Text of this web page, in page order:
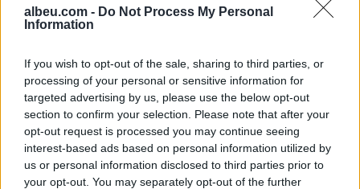
albeu.com - Do Not Process My Personal
Information
If you wish to opt-out of the sale, sharing to third parties, or
processing of your personal or sensitive information for
targeted advertising by us, please use the below opt-out
section to confirm your selection. Please note that after your
opt-out request is processed you may continue seeing
interest-based ads based on personal information utilized by
us or personal information disclosed to third parties prior to
your opt-out. You may separately opt-out of the further
Tags:
Elbasan , GJKKO ,
gjyqtaraj e
elbasanit
, korrupsion ,